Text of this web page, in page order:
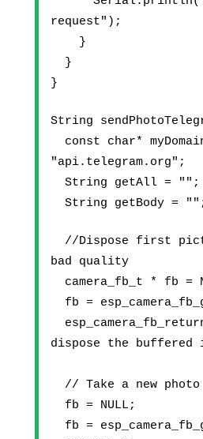
request");
}
}
}
String
const char*
"api.telegram.org";
String getAll = "";
String getBody =
//Dispose first
bad quality
camera_fb_t * fb =
fb =
dispose the buffered
// Take a new photo
fb = NULL;
fb =